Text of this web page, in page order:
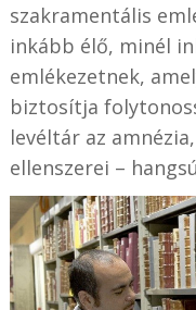
szakramentális
inkább élő, minél
emlékezetnek,
biztosítja
levéltár az
ellenszerei –